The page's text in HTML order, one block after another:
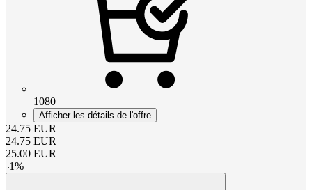
1080
Afficher les détails de l'offre
24.75 EUR
24.75 EUR
25.00 EUR
-1%